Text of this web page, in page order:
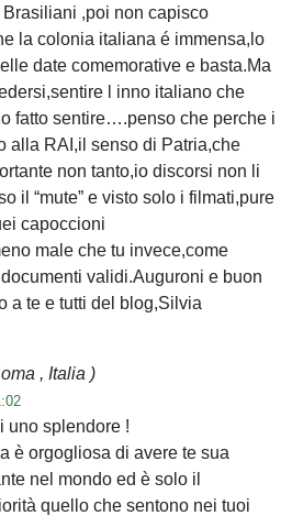
,poi non capisco
la colonia italiana é immensa,lo
date comemorative e basta.Ma
l inno italiano che
fatto sentire….penso che perche i
alla RAI,il senso di Patria,che
non tanto,io discorsi non li
il “mute” e visto solo i filmati,pure
capoccioni
male che tu invece,come
validi.Auguroni e buon
a te e tutti del blog,Silvia
, Italia )
uno splendore !
è orgogliosa di avere te sua
nel mondo ed è solo il
quello che sentono nei tuoi